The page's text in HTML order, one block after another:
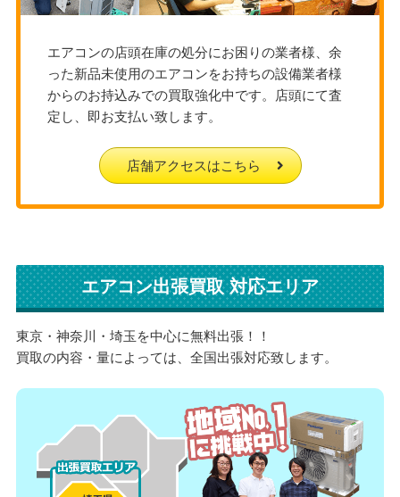
エアコンの店頭在庫の処分にお困りの業者様、余
った新品未使用のエアコンをお持ちの設備業者様
からのお持込みでの買取強化中です。店頭にて査
定し、即お支払い致します。
店舗アクセスはこちら
エアコン出張買取 対応エリア
東京・神奈川・埼玉を中心に無料出張！！
買取の内容・量によっては、全国出張対応致します。